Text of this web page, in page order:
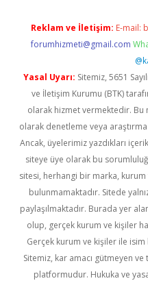
Reklam ve İletişim: E-mail:
forumhizmeti@gmail.com
Yasal Uyarı: Sitemiz, 5651
ve İletişim Kurumu (BTK)
olarak hizmet vermektedir.
olarak denetleme veya
Ancak, üyelerimiz yazdıkları
siteye üye olarak bu
sitesi, herhangi bir marka, kurum
bulunmamaktadır. Sitede
paylaşılmaktadır. Burada yer
olup, gerçek kurum ve kişiler
Gerçek kurum ve kişiler ile
Sitemiz, kar amacı gütmeyen
platformudur. Hukuka ve